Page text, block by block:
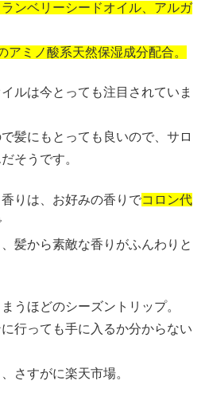
ンベリーシードオイル、アルガ
アミノ酸系天然保湿成分配合。
ルは今とっても注目されていま
髪にもとっても良いので、サロ
そうです。
りは、お好みの香りでコロン代
髪から素敵な香りがふんわりと
うほどのシーズントリップ。
行っても手に入るか分からない
さすがに楽天市場。